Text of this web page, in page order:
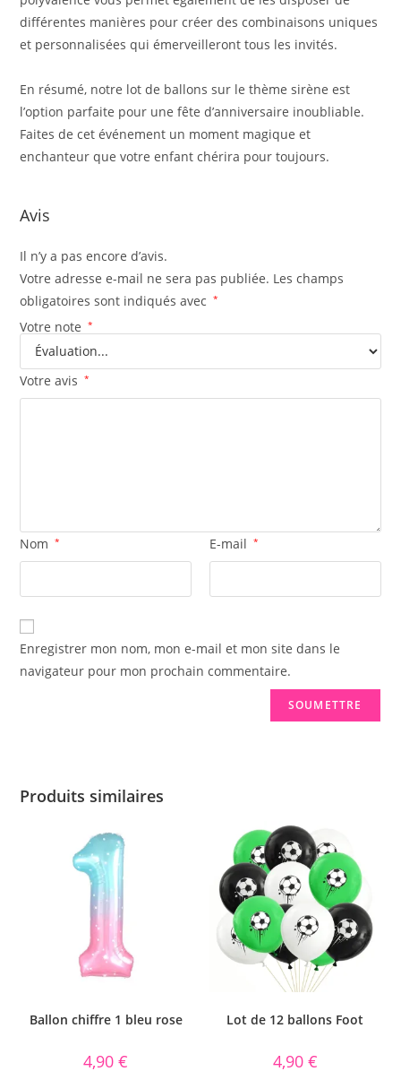
différentes manières pour créer des combinaisons uniques
et personnalisées qui émerveilleront tous les invités.
En résumé, notre lot de ballons sur le thème sirène est
l’option parfaite pour une fête d’anniversaire inoubliable.
Faites de cet événement un moment magique et
enchanteur que votre enfant chérira pour toujours.
Avis
Il n’y a pas encore d’avis.
Votre adresse e-mail ne sera pas publiée. Les champs
obligatoires sont indiqués avec
*
Votre note *
Votre avis *
Nom * E-mail *
Enregistrer mon nom, mon e-mail et mon site dans le
navigateur pour mon prochain commentaire.
Produits similaires
Ballon chiffre 1 bleu rose
4,90€
Lot de 12 ballons Foot
4,90 €